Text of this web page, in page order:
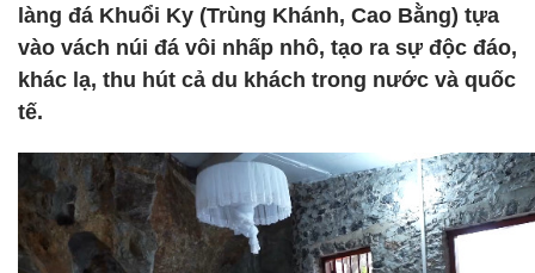
làng đá Khuổi Ky (Trùng Khánh, Cao Bằng) tựa
vào vách núi đá vôi nhấp nhô, tạo ra sự độc đáo,
khác lạ, thu hút cả du khách trong nước và quốc
tế.